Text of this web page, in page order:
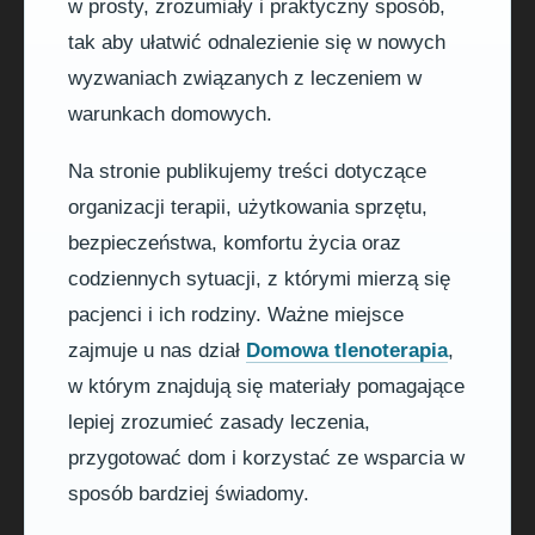
w prosty, zrozumiały i praktyczny sposób,
tak aby ułatwić odnalezienie się w nowych
wyzwaniach związanych z leczeniem w
warunkach domowych.
Na stronie publikujemy treści dotyczące
organizacji terapii, użytkowania sprzętu,
bezpieczeństwa, komfortu życia oraz
codziennych sytuacji, z którymi mierzą się
pacjenci i ich rodziny. Ważne miejsce
zajmuje u nas dział Domowa tlenoterapia,
w którym znajdują się materiały pomagające
lepiej zrozumieć zasady leczenia,
przygotować dom i korzystać ze wsparcia w
sposób bardziej świadomy.